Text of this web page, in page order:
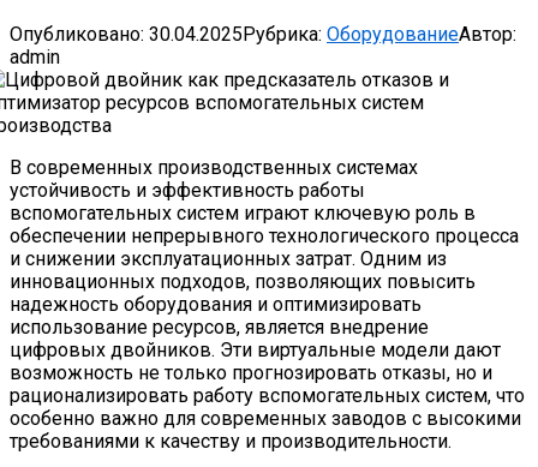
Опубликовано: 30.04.2025Рубрика: ОборудованиеАвтор:
admin
В современных производственных системах
устойчивость и эффективность работы
вспомогательных систем играют ключевую роль в
обеспечении непрерывного технологического процесса
и снижении эксплуатационных затрат. Одним из
инновационных подходов, позволяющих повысить
надежность оборудования и оптимизировать
использование ресурсов, является внедрение
цифровых двойников. Эти виртуальные модели дают
возможность не только прогнозировать отказы, но и
рационализировать работу вспомогательных систем, что
особенно важно для современных заводов с высокими
требованиями к качеству и производительности.